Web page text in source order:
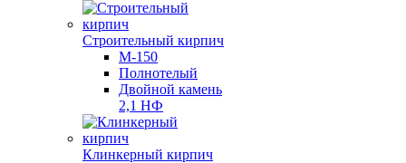
Строительный кирпич
М-150
Полнотелый
Двойной камень
2,1 НФ
Клинкерный кирпич